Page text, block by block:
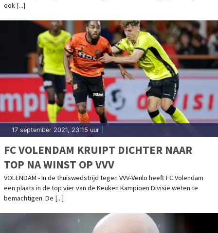
ook [...]
17 september 2021, 23:15 uur
FC VOLENDAM KRUIPT DICHTER NAAR
TOP NA WINST OP VVV
VOLENDAM - In de thuiswedstrijd tegen VVV-Venlo heeft FC Volendam
een plaats in de top vier van de Keuken Kampioen Divisie weten te
bemachtigen. De [...]